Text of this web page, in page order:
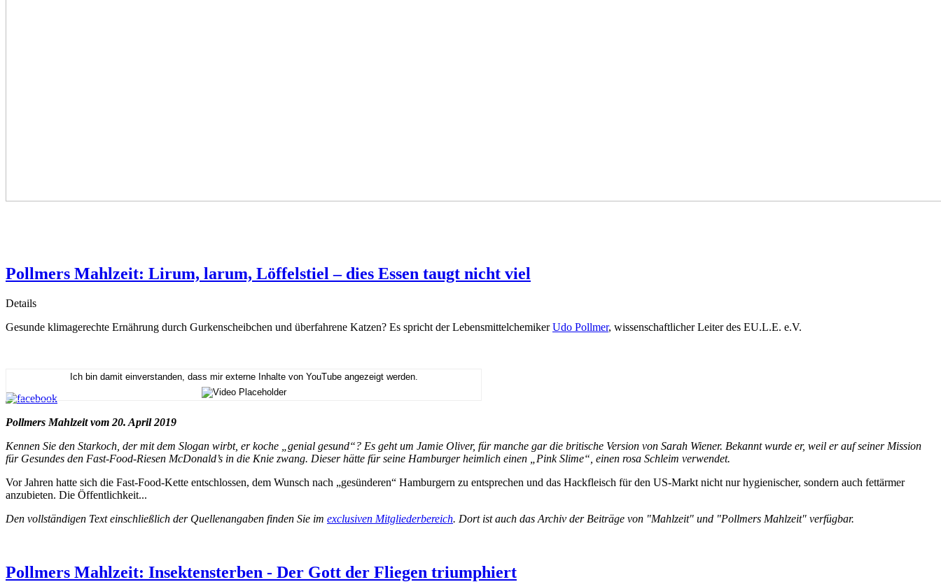
Pollmers Mahlzeit: Lirum, larum, Löffelstiel – dies Essen taugt nicht viel
Details
Gesunde klimagerechte Ernährung durch Gurkenscheibchen und überfahrene Katzen? Es spricht der LebensmittelchemikerUdo Pollmer, wissenschaftlicher Leiter des EU.L.E. e.V.
Ich bin damit einverstanden, dass mir externe Inhalte von YouTube angezeigt werden.
Pollmers Mahlzeit vom 20. April 2019
Kennen Sie den Starkoch, der mit dem Slogan wirbt, er koche „genial gesund“? Es geht um Jamie Oliver, für manche gar die britische Version von Sarah Wiener. Bekannt wurde er, weil er auf seiner Mission
für Gesundes den Fast-Food-Riesen McDonald’s in die Knie zwang. Dieser hätte für seine Hamburger heimlich einen „Pink Slime“, einen rosa Schleim verwendet.
Vor Jahren hatte sich die Fast-Food-Kette entschlossen, dem Wunsch nach „gesünderen“ Hamburgern zu entsprechen und das Hackfleisch für den US-Markt nicht nur hygienischer, sondern auch fettärmer
anzubieten. Die Öffentlichkeit...
Den vollständigen Text einschließlich der Quellenangaben finden Sie im exclusiven Mitgliederbereich. Dort ist auch das Archiv der Beiträge von "Mahlzeit" und "Pollmers Mahlzeit" verfügbar.
Pollmers Mahlzeit: Insektensterben - Der Gott der Fliegen triumphiert